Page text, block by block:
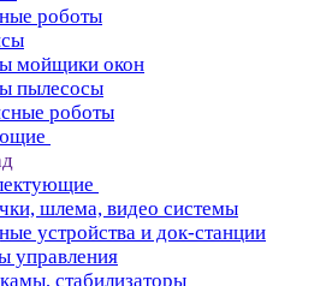
роботы
мойщики окон
пылесосы
роботы
шлема, видео системы
устройства и док-станции
управления
стабилизаторы